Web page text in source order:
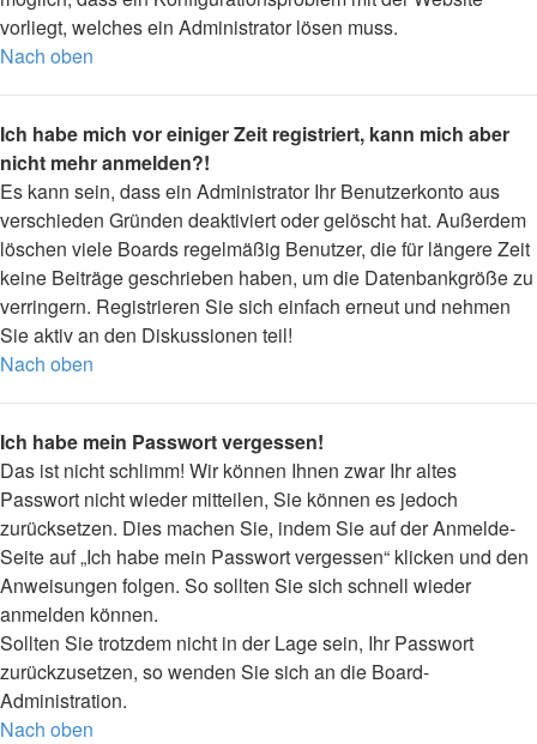
vorliegt, welches ein Administrator lösen muss.
Nach oben
Ich habe mich vor einiger Zeit registriert, kann mich aber
nicht mehr anmelden?!
Es kann sein, dass ein Administrator Ihr Benutzerkonto aus
verschieden Gründen deaktiviert oder gelöscht hat. Außerdem
löschen viele Boards regelmäßig Benutzer, die für längere Zeit
keine Beiträge geschrieben haben, um die Datenbankgröße zu
verringern. Registrieren Sie sich einfach erneut und nehmen
Sie aktiv an den Diskussionen teil!
Nach oben
Ich habe mein Passwort vergessen!
Das ist nicht schlimm! Wir können Ihnen zwar Ihr altes
Passwort nicht wieder mitteilen, Sie können es jedoch
zurücksetzen. Dies machen Sie, indem Sie auf der Anmelde-
Seite auf „Ich habe mein Passwort vergessen“ klicken und den
Anweisungen folgen. So sollten Sie sich schnell wieder
anmelden können.
Sollten Sie trotzdem nicht in der Lage sein, Ihr Passwort
zurückzusetzen, so wenden Sie sich an die Board-
Administration.
Nach oben